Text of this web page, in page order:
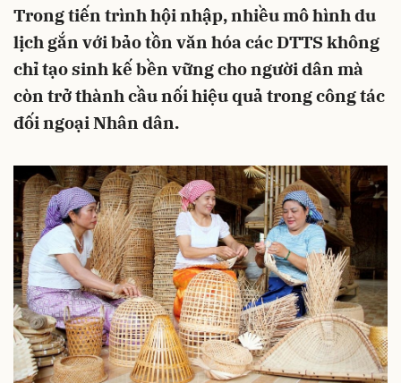
Trong tiến trình hội nhập, nhiều mô hình du
lịch gắn với bảo tồn văn hóa các DTTS không
chỉ tạo sinh kế bền vững cho người dân mà
còn trở thành cầu nối hiệu quả trong công tác
đối ngoại Nhân dân.